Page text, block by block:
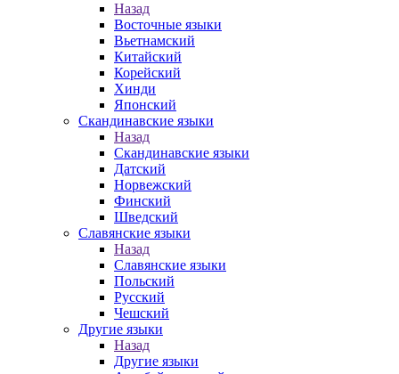
Назад
Восточные языки
Вьетнамский
Китайский
Корейский
Хинди
Японский
Скандинавские языки
Назад
Скандинавские языки
Датский
Норвежский
Финский
Шведский
Славянские языки
Назад
Славянские языки
Польский
Русский
Чешский
Другие языки
Назад
Другие языки